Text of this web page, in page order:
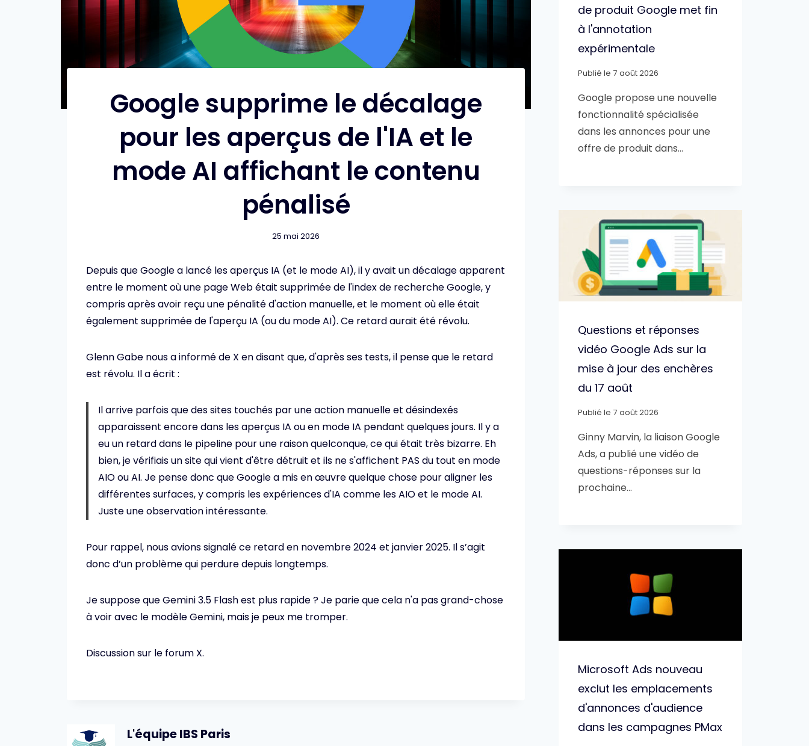
Google supprime le décalage
pour les aperçus de l'IA et le
mode AI affichant le contenu
pénalisé
25 mai 2026
Depuis que Google a lancé les aperçus IA (et le mode AI), il y avait un décalage apparent
entre le moment où une page Web était supprimée de l'index de recherche Google, y
compris après avoir reçu une pénalité d'action manuelle, et le moment où elle était
également supprimée de l'aperçu IA (ou du mode AI). Ce retard aurait été révolu.
Glenn Gabe nous a informé de X en disant que, d'après ses tests, il pense que le retard
est révolu. Il a écrit :
Il arrive parfois que des sites touchés par une action manuelle et désindexés
apparaissent encore dans les aperçus IA ou en mode IA pendant quelques jours. Il y a
eu un retard dans le pipeline pour une raison quelconque, ce qui était très bizarre. Eh
bien, je vérifiais un site qui vient d'être détruit et ils ne s'affichent PAS du tout en mode
AIO ou AI. Je pense donc que Google a mis en œuvre quelque chose pour aligner les
différentes surfaces, y compris les expériences d'IA comme les AIO et le mode AI.
Juste une observation intéressante.
Pour rappel, nous avions signalé ce retard en novembre 2024 et janvier 2025. Il s’agit
donc d’un problème qui perdure depuis longtemps.
Je suppose que Gemini 3.5 Flash est plus rapide ? Je parie que cela n'a pas grand-chose
à voir avec le modèle Gemini, mais je peux me tromper.
Discussion sur le forum X.
L'équipe IBS Paris
de produit Google met fin
à l'annotation
expérimentale
Publié le 7 août 2026
Google propose une nouvelle
fonctionnalité spécialisée
dans les annonces pour une
offre de produit dans…
Questions et réponses
vidéo Google Ads sur la
mise à jour des enchères
du 17 août
Publié le 7 août 2026
Ginny Marvin, la liaison Google
Ads, a publié une vidéo de
questions-réponses sur la
prochaine…
Microsoft Ads nouveau
exclut les emplacements
d'annonces d'audience
dans les campagnes PMax